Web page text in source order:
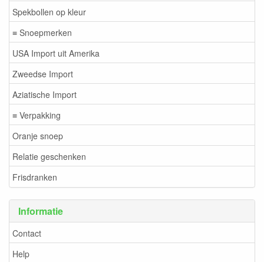
Spekbollen op kleur
≡ Snoepmerken
USA Import uit Amerika
Zweedse Import
Aziatische Import
≡ Verpakking
Oranje snoep
Relatie geschenken
Frisdranken
Informatie
Contact
Help